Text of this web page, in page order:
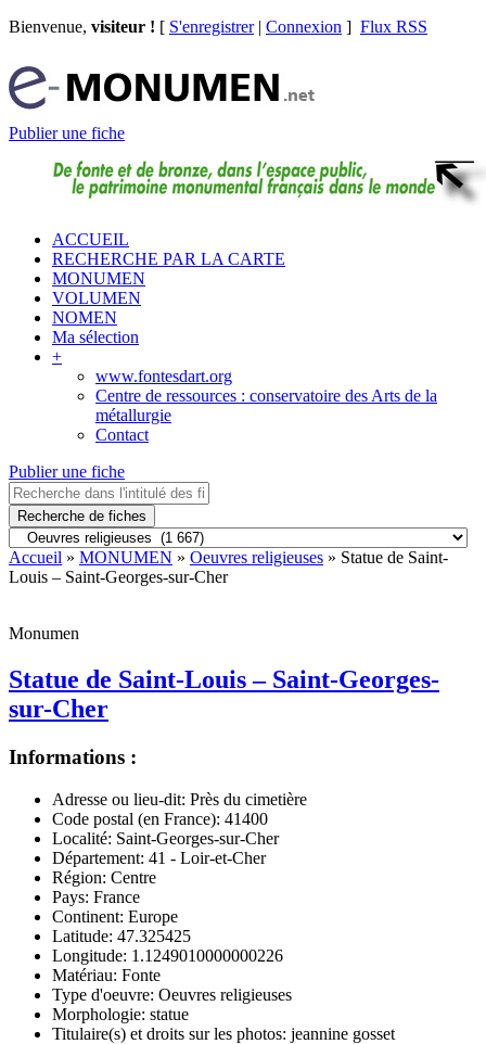
Bienvenue, visiteur ! [ S'enregistrer| Connexion ] Flux RSS
Publier une fiche
ACCUEIL
RECHERCHE PAR LA CARTE
MONUMEN
VOLUMEN
NOMEN
Ma sélection
+
www.fontesdart.org
Centre de ressources : conservatoire des Arts de la
métallurgie
Contact
Publier une fiche
Recherche de fiches
Accueil » MONUMEN » Oeuvres religieuses » Statue de Saint-
Louis – Saint-Georges-sur-Cher
Monumen
Statue de Saint-Louis – Saint-Georges-
sur-Cher
Informations :
Adresse ou lieu-dit: Près du cimetière
Code postal (en France): 41400
Localité: Saint-Georges-sur-Cher
Département: 41 - Loir-et-Cher
Région: Centre
Pays: France
Continent: Europe
Latitude: 47.325425
Longitude: 1.1249010000000226
Matériau: Fonte
Type d'oeuvre: Oeuvres religieuses
Morphologie: statue
Titulaire(s) et droits sur les photos: jeannine gosset